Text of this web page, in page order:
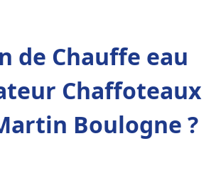
de Chauffe eau
Chaffoteaux
Boulogne ?